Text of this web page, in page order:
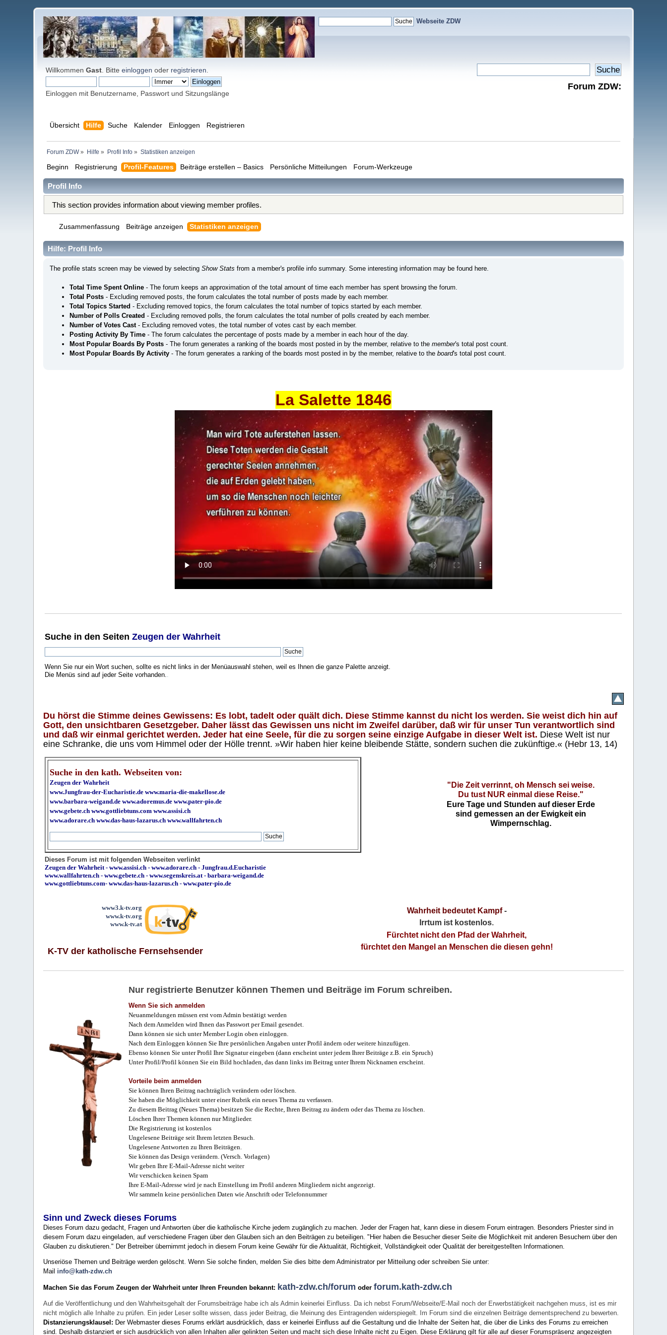
Webseite ZDW
WillkommenGast . Bitteeinloggen oder registrieren
Einloggen mit Benutzername, Passwort und Sitzungslänge
Forum ZDW:
Übersicht Hilfe Suche Kalender Einloggen Registrieren
Forum ZDW» Hilfe » Profil Info» Statistiken anzeigen
Beginn Registrierung Profil-Features Beiträge erstellen – Basics Persönliche Mitteilungen Forum-Werkzeuge
Profil Info
This section provides information about viewing member profiles.
Zusammenfassung Beiträge anzeigen Statistiken anzeigen
Hilfe: Profil Info
The profile stats screen may be viewed by selecting Show Stats from a member's profile info summary. Some interesting information may be found here.
Total Time Spent Online - The forum keeps an approximation of the total amount of time each member has spent browsing the forum.
Total Posts - Excluding removed posts, the forum calculates the total number of posts made by each member.
Total Topics Started - Excluding removed topics, the forum calculates the total number of topics started by each member.
Number of Polls Created - Excluding removed polls, the forum calculates the total number of polls created by each member.
Number of Votes Cast- Excluding removed votes, the total number of votes cast by each member.
Posting Activity By Time - The forum calculates the percentage of posts made by a member in each hour of the day.
Most Popular Boards By Posts - The forum generates a ranking of the boards most posted in by the member, relative to the member's total post count.
Most Popular Boards By Activity - The forum generates a ranking of the boards most posted in by the member, relative to the board's total post count.
La Salette 1846
Suche in den SeitenZeugen der Wahrheit
Wenn Sie nur ein Wort suchen, sollte es nicht links in der Menüauswahl stehen, weil es Ihnen die ganze Palette anzeigt.
Die Menüs sind auf jeder Seite vorhanden.
Du hörst die Stimme deines Gewissens: Es lobt, tadelt oder quält dich. Diese Stimme kannst du nicht los werden. Sie weist dich hin auf
Gott, den unsichtbaren Gesetzgeber. Daher lässt das Gewissen uns nicht im Zweifel darüber, daß wir für unser Tun verantwortlich sind
und daß wir einmal gerichtet werden. Jeder hat eine Seele, für die zu sorgen seine einzige Aufgabe in dieser Welt ist. Diese Welt ist nur
eine Schranke, die uns vom Himmel oder der Hölle trennt. »Wir haben hier keine bleibende Stätte, sondern suchen die zukünftige.« (Hebr 13, 14)
Suche in den kath. Webseiten von:
Zeugen der Wahrheit
www.Jungfrau-der-Eucharistie.de www.maria-die-makellose.de
www.barbara-weigand.de www.adoremus.de www.pater-pio.de
www.gebete.ch www.gottliebtuns.com www.assisi.ch
www.adorare.ch www.das-haus-lazarus.ch www.wallfahrten.ch
"Die Zeit verrinnt, oh Mensch sei weise.
Du tust NUR einmal diese Reise."
Eure Tage und Stunden auf dieser Erde
sind gemessen an der Ewigkeit ein
Wimpernschlag.
Dieses Forum ist mit folgenden Webseiten verlinkt
Zeugen der Wahrheit -www.assisi.ch -www.adorare.ch -Jungfrau.d.Eucharistie
www.wallfahrten.ch -www.gebete.ch -www.segenskreis.at -barbara-weigand.de
www.gottliebtuns.com-www.das-haus-lazarus.ch - www.pater-pio.de
www3.k-tv.org
www.k-tv.org
www.k-tv.at
K-TV der katholische Fernsehsender
Wahrheit bedeutet Kampf-
Irrtum ist kostenlos.
Fürchtet nicht den Pfad der Wahrheit,
fürchtet den Mangel an Menschen die diesen gehn!
Nur registrierte Benutzer können Themen und Beiträge im Forum schreiben.
Wenn Sie sich anmelden
Neuanmeldungen müssen erst vom Admin bestätigt werden
Nach dem Anmelden wird Ihnen das Passwort per Email gesendet.
Dann können sie sich unter Member Login oben einloggen.
Nach dem Einloggen können Sie Ihre persönlichen Angaben unter Profil ändern oder weitere hinzufügen.
Ebenso können Sie unter Profil Ihre Signatur eingeben (dann erscheint unter jedem Ihrer Beiträge z.B. ein Spruch)
Unter Profil/Profil können Sie ein Bild hochladen, das dann links im Beitrag unter Ihrem Nicknamen erscheint.
Vorteile beim anmelden
Sie können Ihren Beitrag nachträglich verändern oder löschen.
Sie haben die Möglichkeit unter einer Rubrik ein neues Thema zu verfassen.
Zu diesem Beitrag (Neues Thema) besitzen Sie die Rechte, Ihren Beitrag zu ändern oder das Thema zu löschen.
Löschen Ihrer Themen können nur Mitglieder.
Die Registrierung ist kostenlos
Ungelesene Beiträge seit Ihrem letzten Besuch.
Ungelesene Antworten zu Ihren Beiträgen.
Sie können das Design verändern. (Versch. Vorlagen)
Wir geben Ihre E-Mail-Adresse nicht weiter
Wir verschicken keinen Spam
Ihre E-Mail-Adresse wird je nach Einstellung im Profil anderen Mitgliedern nicht angezeigt.
Wir sammeln keine persönlichen Daten wie Anschrift oder Telefonnummer
Sinn und Zweck dieses Forums
Dieses Forum dazu gedacht, Fragen und Antworten über die katholische Kirche jedem zugänglich zu machen. Jeder der Fragen hat, kann diese in diesem Forum eintragen. Besonders Priester sind in
diesem Forum dazu eingeladen, auf verschiedene Fragen über den Glauben sich an den Beiträgen zu beteiligen. "Hier haben die Besucher dieser Seite die Möglichkeit mit anderen Besuchern über den
Glauben zu diskutieren." Der Betreiber übernimmt jedoch in diesem Forum keine Gewähr für die Aktualität, Richtigkeit, Vollständigkeit oder Qualität der bereitgestellten Informationen.
Unseriöse Themen und Beiträge werden gelöscht. Wenn Sie solche finden, melden Sie dies bitte dem Administrator per Mitteilung oder schreiben Sie unter:
Mail info@kath-zdw.ch
Machen Sie das Forum Zeugen der Wahrheit unter Ihren Freunden bekannt: kath-zdw.ch/forum oderforum.kath-zdw.ch
Auf die Veröffentlichung und den Wahrheitsgehalt der Forumsbeiträge habe ich als Admin keinerlei Einfluss. Da ich nebst Forum/Webseite/E-Mail noch der Erwerbstätigkeit nachgehen muss, ist es mir
nicht möglich alle Inhalte zu prüfen. Ein jeder Leser sollte wissen, dass jeder Beitrag, die Meinung des Eintragenden widerspiegelt. Im Forum sind die einzelnen Beiträge dementsprechend zu bewerten.
Distanzierungsklausel: Der Webmaster dieses Forums erklärt ausdrücklich, dass er keinerlei Einfluss auf die Gestaltung und die Inhalte der Seiten hat, die über die Links des Forums zu erreichen
sind. Deshalb distanziert er sich ausdrücklich von allen Inhalten aller gelinkten Seiten und macht sich diese Inhalte nicht zu Eigen.
Diese Erklärung gilt für alle auf dieser Forumspräsenz angezeigten